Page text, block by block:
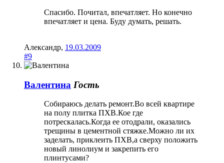
Спасибо. Почитал, впечатляет. Но конечно
впечатляет и цена. Буду думать, решать.
Александр, 19.03.2009
#9
Валентина Гость
Собираюсь делать ремонт.Во всей квартире
на полу плитка ПХВ.Кое где
потрескалась.Когда ее отодрали, оказались
трещины в цементной стяжке.Можно ли их
заделать, приклеить ПХВ,а сверху положить
новый линолиум и закрепить его
плинтусами?